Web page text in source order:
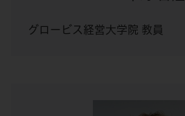
グロービス経営大学院 教員